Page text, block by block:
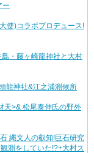
ー
使)コラボプロデュース!
・藤ヶ崎龍神社と大村
龍神社&江之浦測候所
天>& 松尾泰伸氏の野外
縄文人の叡知!巨石研究
測をしていた!?+大村ス